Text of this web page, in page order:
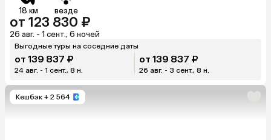
18 км везде
от 123 830 ₽
26 авг. - 1 сент., 6 ночей
Выгодные туры на соседние даты
от 139 837 ₽
24 авг. - 1 сент., 8 н.
от 139 837 ₽
26 авг. - 3 сент., 8 н.
Кешбэк + 2 564